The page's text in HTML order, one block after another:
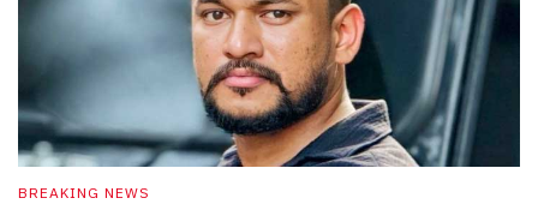
BREAKING NEWS